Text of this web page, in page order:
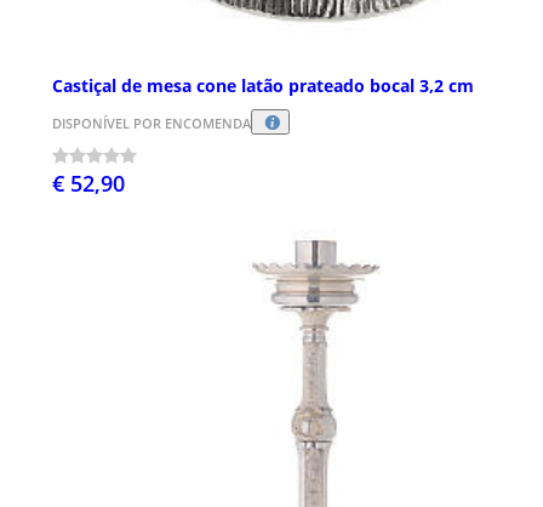
Castiçal de mesa cone latão prateado bocal 3,2 cm
DISPONÍVEL POR ENCOMENDA
€ 52,90